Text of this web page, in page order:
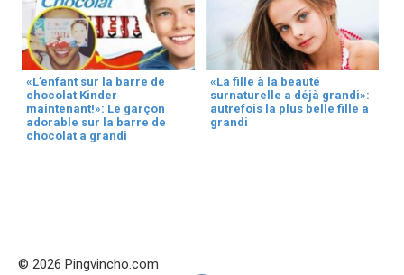
«L’enfant sur la barre de
chocolat Kinder
maintenant!»: Le garçon
adorable sur la barre de
chocolat a grandi
«La fille à la beauté
surnaturelle a déjà grandi»:
autrefois la plus belle fille a
grandi
© 2026 Pingvincho.com